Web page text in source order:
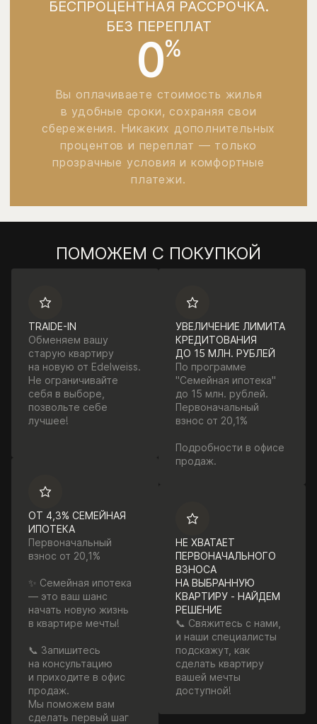
БЕСПРОЦЕНТНАЯ РАССРОЧКА.
БЕЗ ПЕРЕПЛАТ
0%
Вы оплачиваете стоимость жилья
в удобные сроки, сохраняя свои
сбережения. Никаких дополнительных
процентов и переплат — только
прозрачные условия и комфортные
платежи.
ПОМОЖЕМ С ПОКУПКОЙ
TRAIDE-IN
Обменяем вашу
старую квартиру
на новую от Edelweiss.
Не ограничивайте
себя в выборе,
позвольте себе
лучшее!
ОТ 4,3% СЕМЕЙНАЯ
ИПОТЕКА
Первоначальный
взнос от 20,1%
✨ Семейная ипотека
— это ваш шанс
начать новую жизнь
в квартире мечты!
📞 Запишитесь
на консультацию
и приходите в офис
продаж.
Мы поможем вам
сделать первый шаг
УВЕЛИЧЕНИЕ ЛИМИТА
КРЕДИТОВАНИЯ
ДО 15 МЛН. РУБЛЕЙ
По программе
"Семейная ипотека"
до 15 млн. рублей.
Первоначальный
взнос от 20,1%
Подробности в офисе
продаж.
НЕ ХВАТАЕТ
ПЕРВОНАЧАЛЬНОГО
ВЗНОСА
НА ВЫБРАННУЮ
КВАРТИРУ - НАЙДЕМ
РЕШЕНИЕ
📞 Свяжитесь с нами,
и наши специалисты
подскажут, как
сделать квартиру
вашей мечты
доступной!